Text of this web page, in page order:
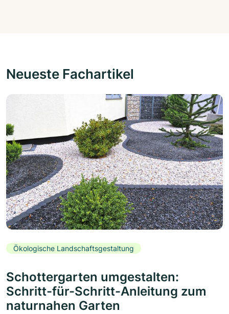
Neueste Fachartikel
Ökologische Landschaftsgestaltung
Schottergarten umgestalten:
Schritt-für-Schritt-Anleitung zum
naturnahen Garten